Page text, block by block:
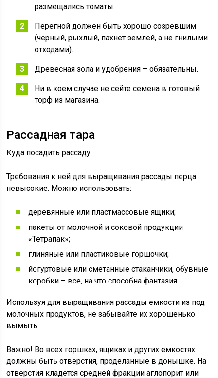
размещались томаты.
Перегной должен быть хорошо созревшим
(черный, рыхлый, пахнет землей, а не гнилыми
отходами).
Древесная зола и удобрения – обязательны.
Ни в коем случае не сейте семена в готовый
торф из магазина.
Рассадная тара
Куда посадить рассаду
Требования к ней для выращивания рассады перца
невысокие. Можно использовать:
деревянные или пластмассовые ящики;
пакеты от молочной и соковой продукции
«Тетрапак»;
глиняные или пластиковые горшочки;
йогуртовые или сметанные стаканчики, обувные
коробки – все, на что способна фантазия.
Используя для выращивания рассады емкости из под
молочных продуктов, не забывайте их хорошенько
вымыть
Важно! Во всех горшках, ящиках и других емкостях
должны быть отверстия, проделанные в донышке. На
отверстия кладется средней фракции аглопорит или